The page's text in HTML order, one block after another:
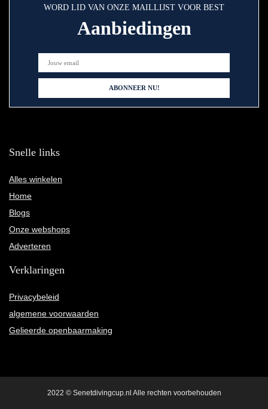
WORD LID VAN ONZE MAILLIJST VOOR BEST
Aanbiedingen
Snelle links
Alles winkelen
Home
Blogs
Onze webshops
Adverteren
Verklaringen
Privacybeleid
algemene voorwaarden
Gelieerde openbaarmaking
2022 © Senetdivingcup.nl Alle rechten voorbehouden